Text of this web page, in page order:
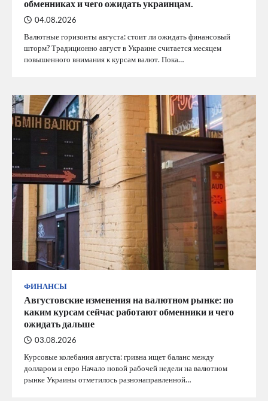
обменниках и чего ожидать украинцам.
04.08.2026
Валютные горизонты августа: стоит ли ожидать финансовый
шторм? Традиционно август в Украине считается месяцем
повышенного внимания к курсам валют. Пока…
ФИНАНСЫ
Августовские изменения на валютном рынке: по
каким курсам сейчас работают обменники и чего
ожидать дальше
03.08.2026
Курсовые колебания августа: гривна ищет баланс между
долларом и евро Начало новой рабочей недели на валютном
рынке Украины отметилось разнонаправленной…